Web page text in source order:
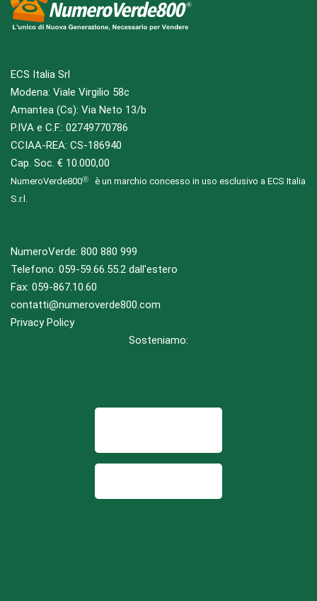
ECS Italia Srl
Modena: Viale Virgilio 58c
Amantea (Cs): Via Neto 13/b
P.IVA e C.F.: 02749770786
CCIAA-REA: CS-186940
Cap. Soc. € 10.000,00
NumeroVerde800
è un marchio concesso in uso esclusivo a ECS Italia
S.r.l.
NumeroVerde: 800 880 999
Telefono: 059-59.66.55.2 dall'estero
Fax: 059-867.10.60
contatti@numeroverde800.com
Privacy Policy
Sosteniamo: